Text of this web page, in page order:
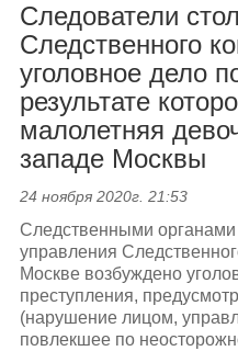
Следователи
Следственного
уголовное дело
результате
малолетняя
западе Москвы
24 ноября 2020г. 21:53
Следственными органами
управления
Москве возбуждено
преступления,
(нарушение лицом,
повлекшее по